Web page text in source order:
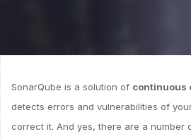
SonarQube is a solution of continuous
detects errors and vulnerabilities of
correct it. And yes, there are a number